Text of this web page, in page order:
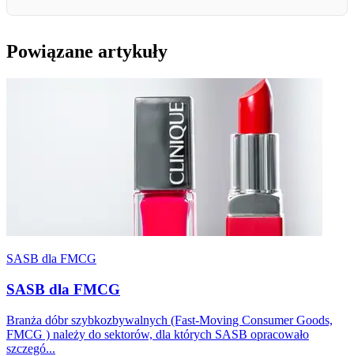
Powiązane artykuły
SASB dla FMCG
SASB dla FMCG
Branża dóbr szybkozbywalnych (Fast-Moving Consumer Goods,
FMCG ) należy do sektorów, dla których SASB opracowało
szczegó...